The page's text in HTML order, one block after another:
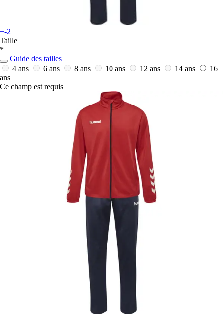
+-2
Taille
*
Guide des tailles
4 ans
6 ans 8 ans 10 ans 12 ans 14 ans
16
ans
Ce champ est requis